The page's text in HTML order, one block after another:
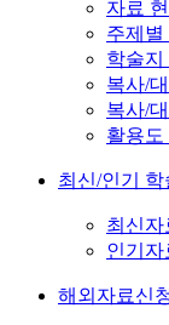
자료
주제별
학술지
복사/
복사/
활용도
최신/인기 학
최신자
인기자
해외자료신